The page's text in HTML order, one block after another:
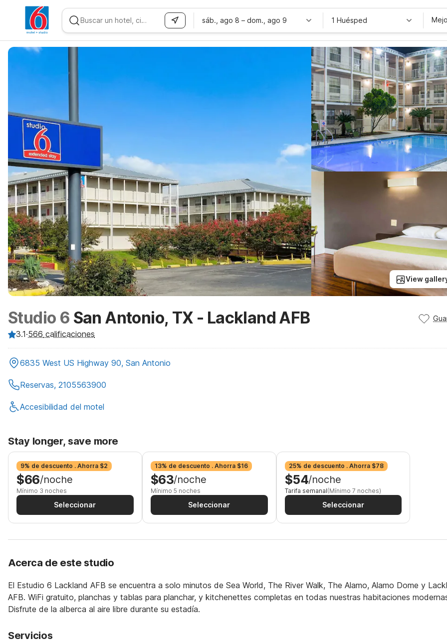
WIZARD MEMBER
sáb., ago 8 – dom., ago 9 1 Huésped
View
Studio 6 San Antonio, TX - Lackland AFB
3.1·566 calificaciones
6835 West US Highway 90, San Antonio
Reservas, 2105563900
Accesibilidad del motel
Stay longer, save more
9% de descuento . Ahorra $2
$66/noche
Mínimo 3 noches
Seleccionar
13% de descuento . Ahorra $16
$63/noche
Mínimo 5 noches
Seleccionar
25% de descuento . Ahorra $78
$54/noche
Tarifa semanal(Mínimo 7 noches)
Seleccionar
Acerca de este studio
El Estudio 6 Lackland AFB se encuentra a solo minutos de Sea World, The River Walk, The Alamo, Alamo Dome y
AFB. WiFi gratuito, planchas y tablas para planchar, y kitchenettes completas en todas nuestras habitaciones
Disfrute de la alberca al aire libre durante su estadía.
Servicios